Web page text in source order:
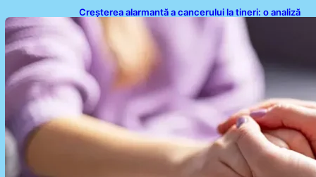
Creșterea alarmantă a cancerului la tineri: o analiză
detaliată a tendințelor globale